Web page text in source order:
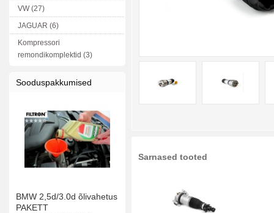
VW (27)
JAGUAR (6)
Kompressori
remondikomplektid (3)
Sooduspakkumised
BMW 2,5d/3.0d õlivahetus
PAKETT
Sarnased tooted